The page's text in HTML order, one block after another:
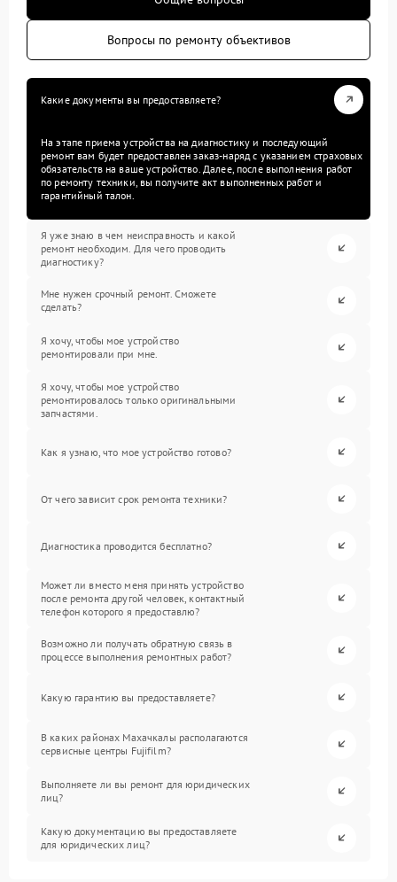
Вопросы по ремонту объективов
Какие документы вы предоставляете?
На этапе приема устройства на диагностику и последующий
ремонт вам будет предоставлен заказ-наряд с указанием страховых
обязательств на ваше устройство. Далее, после выполнения работ
по ремонту техники, вы получите акт выполненных работ и
гарантийный талон.
Я уже знаю в чем неисправность и какой
ремонт необходим. Для чего проводить
диагностику?
Мне нужен срочный ремонт. Сможете
сделать?
Я хочу, чтобы мое устройство
ремонтировали при мне.
Я хочу, чтобы мое устройство
ремонтировалось только оригинальными
запчастями.
Как я узнаю, что мое устройство готово?
От чего зависит срок ремонта техники?
Диагностика проводится бесплатно?
Может ли вместо меня принять устройство
после ремонта другой человек, контактный
телефон которого я предоставлю?
Возможно ли получать обратную связь в
процессе выполнения ремонтных работ?
Какую гарантию вы предоставляете?
В каких районах Махачкалы располагаются
сервисные центры Fujifilm?
Выполняете ли вы ремонт для юридических
лиц?
Какую документацию вы предоставляете
для юридических лиц?